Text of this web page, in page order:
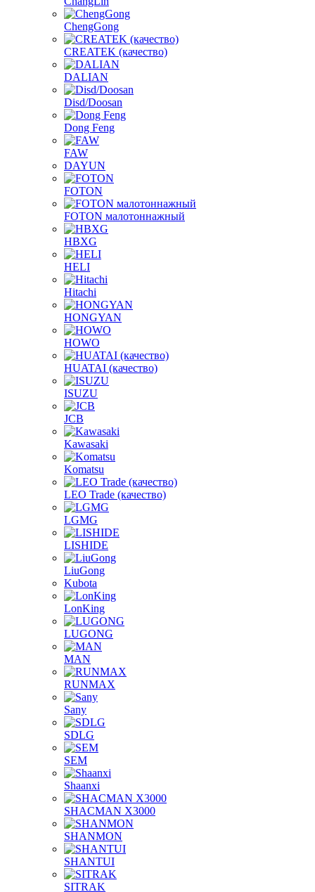
ChengGong
CREATEK (качество)
DALIAN
Disd/Doosan
Dong Feng
FAW
DAYUN
FOTON
FOTON малотоннажный
HBXG
HELI
Hitachi
HONGYAN
HOWO
HUATAI (качество)
ISUZU
JCB
Kawasaki
Komatsu
LEO Trade (качество)
LGMG
LISHIDE
LiuGong
Kubota
LonKing
LUGONG
MAN
RUNMAX
Sany
SDLG
SEM
Shaanxi
SHACMAN X3000
SHANMON
SHANTUI
SITRAK